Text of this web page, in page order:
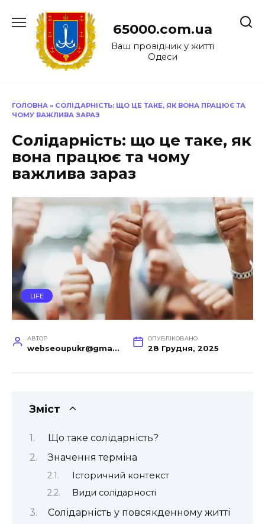
до
65000.com.ua
Ваш провідник у житті
Одеси
ГОЛОВНА » СОЛІДАРНІСТЬ: ЩО ЦЕ ТАКЕ, ЯК ВОНА ПРАЦЮЄ ТА
ЧОМУ ВАЖЛИВА ЗАРАЗ
Солідарність: що це таке, як
вона працює та чому
важлива зараз
LIFE
АВТОР
webseoupukr@gmail.com
ОПУБЛІКОВАНО
28 Грудня, 2025
Зміст
Що таке солідарність?
Значення терміна
Історичний контекст
Види солідарності
Солідарність у повсякденному житті